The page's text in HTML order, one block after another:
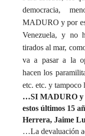
democracia,
MADURO y por
Venezuela, y no
tirados al mar,
va a pasar a la
hacen los
etc. etc. y
…SI MADURO y
estos últimos 15
Herrera, Jaime
…La devaluación